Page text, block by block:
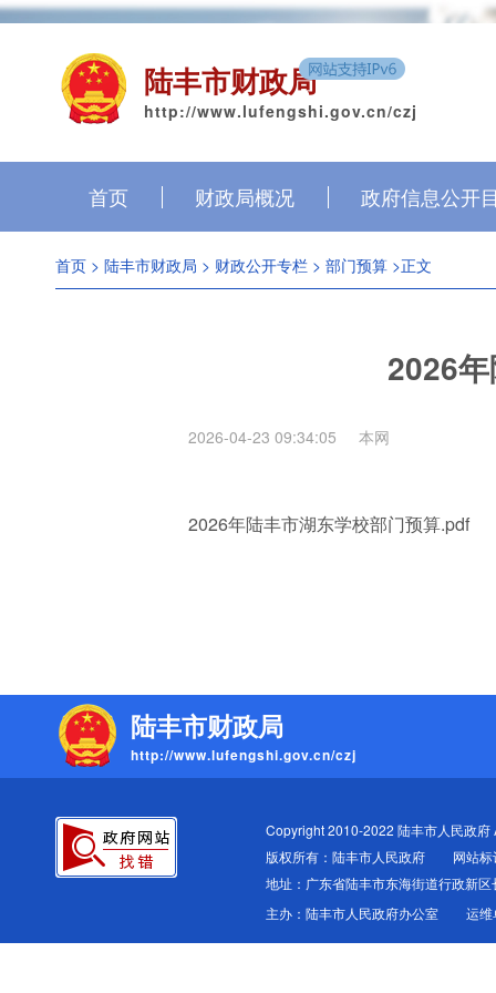
陆丰市财政局
http://www.lufengshi.gov.cn/czj
首页 财政局概况 政府信息公开
首页 > 陆丰市财政局 > 财政公开专栏 > 部门预算 >正文
2026
2026-04-23 09:34:05 本网
2026年陆丰市湖东学校部门预算.pdf
陆丰市财政局
http://www.lufengshi.gov.cn/czj
Copyright 2010-2022 陆丰市人民政
版权所有：陆丰市人民政府
网站
地址：广东省陆丰市东海街道行政新
主办：陆丰市人民政府办公室
运维